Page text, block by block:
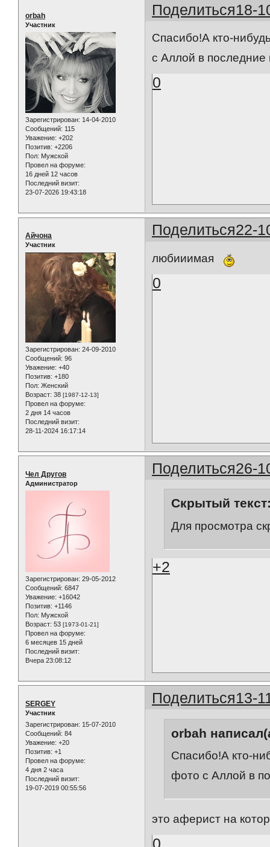
Поделиться18-
orbah
Участник
Зарегистрирован: 14-04-2010
Сообщений: 115
Уважение: +202
Позитив: +2206
Пол: Мужской
Провел на форуме:
16 дней 12 часов
Последний визит:
23-07-2026 19:43:18
Спасибо!А кто-
с Аллой в последние
0
Поделиться22-
Айчона
Участник
Зарегистрирован: 24-09-2010
Сообщений: 96
Уважение: +40
Позитив: +180
Пол: Женский
Возраст: 38 [1987-12-13]
Провел на форуме:
2 дня 14 часов
Последний визит:
28-11-2024 16:17:14
любииимая
0
Поделиться26-
Чел Другов
Администратор
Зарегистрирован: 29-05-2012
Сообщений: 6847
Уважение: +16042
Позитив: +1146
Пол: Мужской
Возраст: 53 [1973-01-21]
Провел на форуме:
6 месяцев 15 дней
Последний визит:
Вчера 23:08:12
Скрытый
Для просмотра
+2
Поделиться13-
SERGEY
Участник
Зарегистрирован: 15-07-2010
Сообщений: 84
Уважение: +20
Позитив: +1
Провел на форуме:
4 дня 2 часа
Последний визит:
19-07-2019 00:55:56
orbah
Спасибо!А кто-
фото с Аллой в
это аферист на
0